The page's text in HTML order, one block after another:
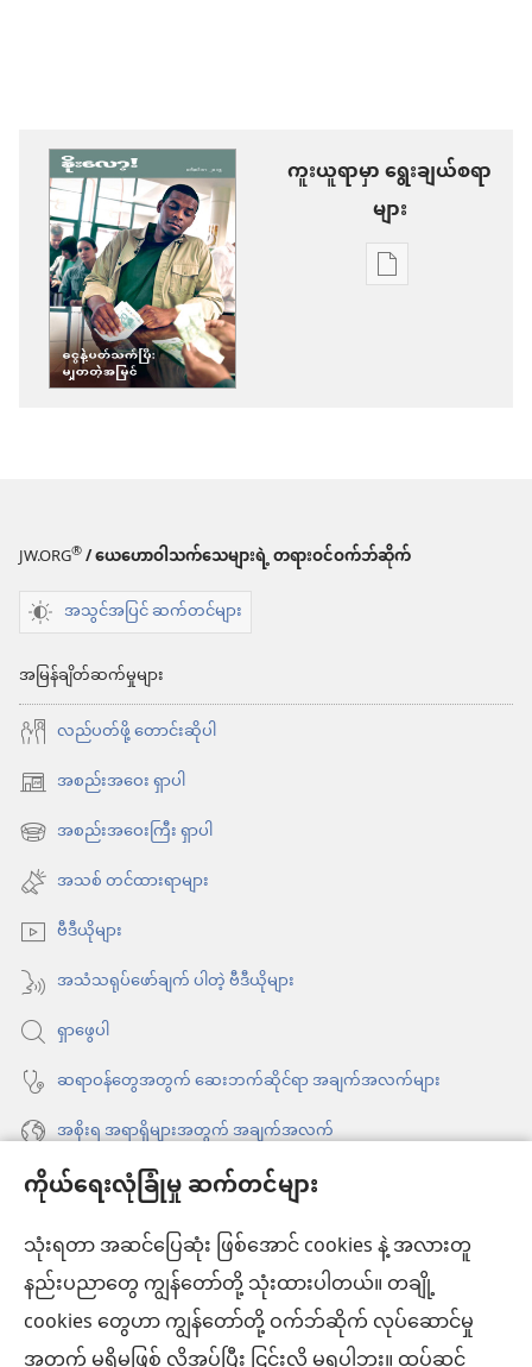
ကိုယ်ရေးလုံခြုံမှု ဆက်တင်များ
သုံးရတာ အဆင်ပြေဆုံး ဖြစ်အောင် cookies နဲ့ အလားတူ
နည်းပညာတွေ ကျွန်တော်တို့ သုံးထားပါတယ်။ တချို့
cookies တွေဟာ ကျွန်တော်တို့ ဝက်ဘ်ဆိုက် လုပ်ဆောင်မှု
ကူးယူရာမှာ ရွေးချယ်စရာ
များ
စာပေ
များ
နဲ့
JW.ORG®/ ယေဟောဝါသက်သေများရဲ့ တရားဝင်ဝက်ဘ်ဆိုက်
အသွင်အပြင် ဆက်တင်များ
အမြန်ချိတ်ဆက်မှုများ
လည်ပတ်ဖို့ တောင်းဆိုပါ
အစည်းအဝေး ရှာပါ
(window
အသစ်
င့်
နေ
ပါ
တယ်)
အစည်းအဝေးကြီး ရှာပါ
(window
အသစ်
င့်
နေ
ပါ
တယ်)
အသစ် တင်ထားရာများ
ဗီဒီယိုများ
အသံသရုပ်ဖော်ချက် ပါတဲ့ ဗီဒီယိုများ
ရှာဖွေပါ
ဆရာဝန်တွေအတွက် ဆေးဘက်ဆိုင်ရာ အချက်အလက်များ
အစိုးရ အရာရှိများအတွက် အချက်အလက်
အကူအညီ
အလှူငွေ
(window
အသစ်
ဖွ
င့်
ကင်းမျှော်စင် အွန်လိုင်းစာကြည့်တိုက်™
(window